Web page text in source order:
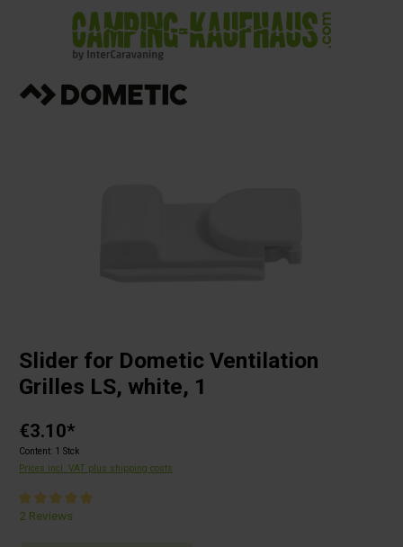
Slider for Dometic Ventilation
Grilles LS, white, 1
€3.10*
Content: 1 Stck
Prices incl. VAT plus shipping costs
Average rating of 5 out of 5 stars
2 Reviews